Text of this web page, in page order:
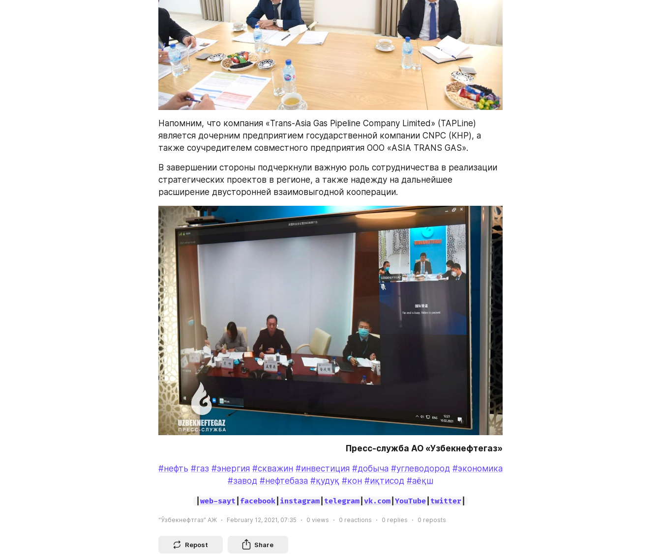
Напомним, что компания «Trans-Asia Gas Pipeline Company Limited» (TAPLine)
является дочерним предприятием государственной компании CNPC (КНР), а
также соучредителем совместного предприятия ООО «ASIA TRANS GAS».
В завершении стороны подчеркнули важную роль сотрудничества в реализации
стратегических проектов в регионе, а также надежду на дальнейшее
расширение двусторонней взаимовыгодной кооперации.
Пресс-служба АО «Узбекнефтегаз»
#нефть #газ #энергия #скважин #инвестиция #добыча #углеводород #экономика
#завод #нефтебаза #қудуқ #кон #иқтисод #аёқш
web-sayt facebook| instagram| telegram| vk.com| YouTube| twitter|
“Ўзбекнефтгаз” АЖ February 12, 2021, 07:35 0 views 0 reactions 0 replies 0 reposts
Repost Share